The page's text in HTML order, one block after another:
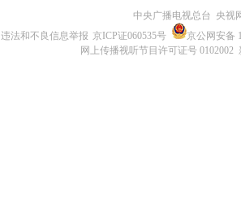
中央广播电视总台 央视
违法和不良信息举报 京ICP证060535号
京公网安备
网上传播视听节目许可证号 0102002